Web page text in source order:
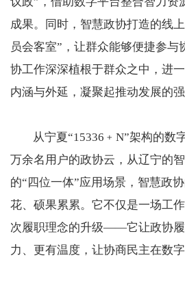
成果。同时，智慧政协打造的线
员会客室”，让群众能够便捷参与
协工作深深植根于群众之中，进
内涵与外延，凝聚起推动发展的强
从宁夏“15336﹢N”架构的数
万余名用户的政协云，从辽宁的
的“四位一体”应用场景，智慧政
花、硕果累累。它不仅是一场工
次履职理念的升级——它让政协
力、更有温度，让协商民主在数